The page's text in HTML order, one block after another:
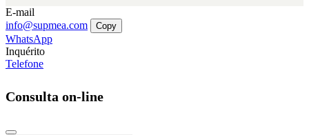
E-mail
info@supmea.com
Copy
WhatsApp
Inquérito
Telefone
Consulta on-line